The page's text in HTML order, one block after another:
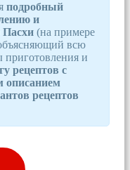
подробный
и
(на примере
всю
и
рецептов с
рецептов